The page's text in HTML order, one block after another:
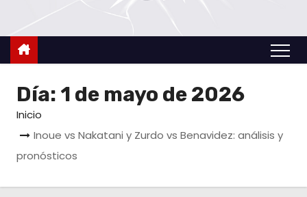
l
d
Día: 1 de mayo de 2026
Inicio
Inoue vs Nakatani y Zurdo vs Benavidez: análisis y
pronósticos